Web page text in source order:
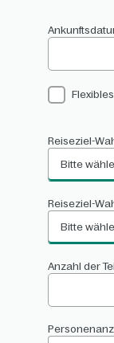
Reiseziel-
Bitte
Reiseziel-
Bitte
Anzahl der